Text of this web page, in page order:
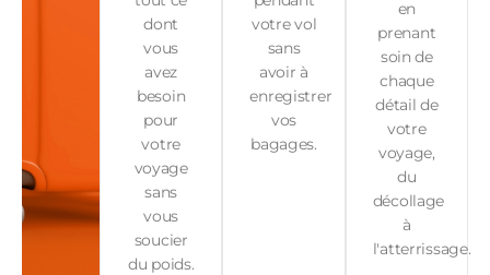
dont
vous
avez
besoin
pour
votre
voyage
sans
vous
soucier
du poids.
votre vol
sans
avoir à
enregistrer
vos
bagages.
en
prenant
soin de
chaque
détail de
votre
voyage,
du
décollage
à
l'atterrissage.